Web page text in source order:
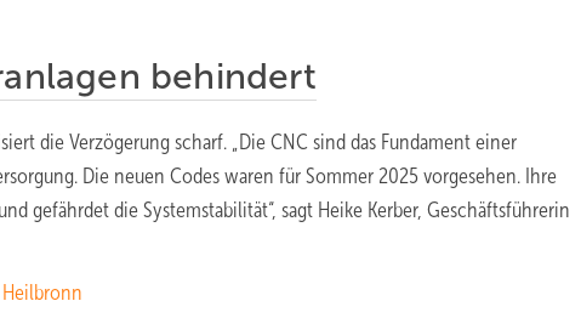
behindert
die Verzögerung scharf. „Die CNC sind das Fundament einer
Die neuen Codes waren für Sommer 2025 vorgesehen. Ihre
gefährdet die Systemstabilität“, sagt Heike Kerber, Geschäftsführerin
Heilbronn